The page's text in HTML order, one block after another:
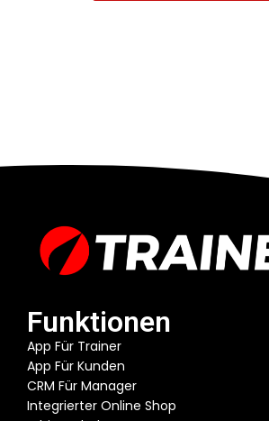
Funktionen
App Für Trainer
App Für Kunden
CRM Für Manager
Integrierter Online Shop